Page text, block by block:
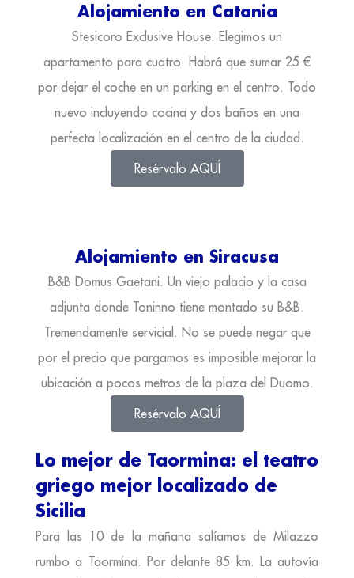
Alojamiento en Catania
Stesicoro Exclusive House. Elegimos un
apartamento para cuatro. Habrá que sumar 25 €
por dejar el coche en un parking en el centro. Todo
nuevo incluyendo cocina y dos baños en una
perfecta localización en el centro de la ciudad.
Resérvalo AQUÍ
Alojamiento en Siracusa
B&B Domus Gaetani. Un viejo palacio y la casa
adjunta donde Toninno tiene montado su B&B.
Tremendamente servicial. No se puede negar que
por el precio que pargamos es imposible mejorar la
ubicación a pocos metros de la plaza del Duomo.
Resérvalo AQUÍ
Lo mejor de Taormina: el teatro
griego mejor localizado de
Sicilia
Para las 10 de la mañana salíamos de Milazzo
rumbo a Taormina. Por delante 85 km. La autovía